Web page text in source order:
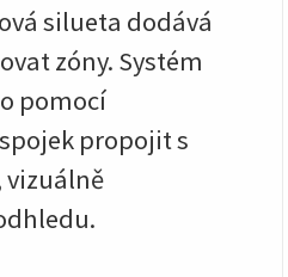
silueta dodává
zóny. Systém
pomocí
propojit s
vizuálně